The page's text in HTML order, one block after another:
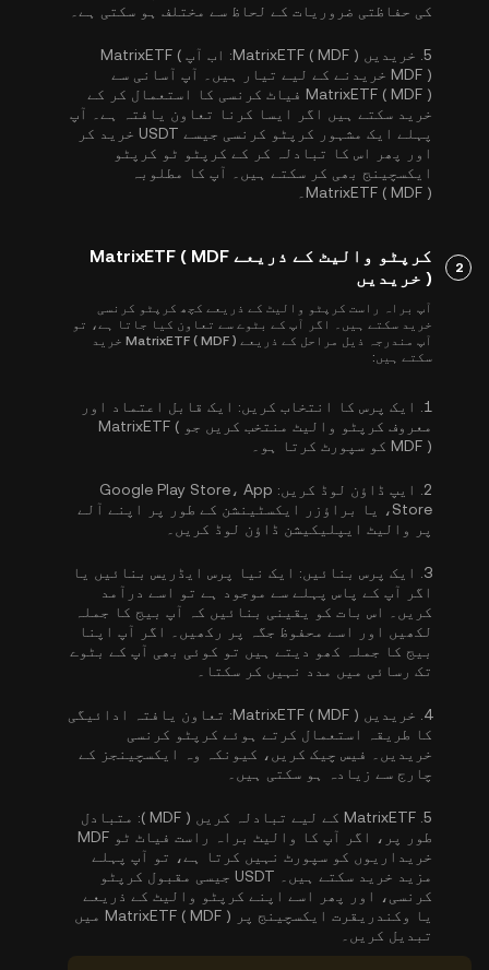
کی حفاظتی ضروریات کے لحاظ سے مختلف ہو سکتی ہے۔
5. خریدیں MatrixETF ( MDF ):
اب آپ MatrixETF (
MDF ) خریدنے کے لیے تیار ہیں۔ آپ آسانی سے
MatrixETF ( MDF ) فیاٹ کرنسی کا استعمال کر کے
خرید سکتے ہیں اگر ایسا کرنا تعاون یافتہ ہے۔ آپ
پہلے ایک مشہور کرپٹو کرنسی جیسے USDT خرید کر
اور پھر اس کا تبادلہ کر کے کرپٹو ٹو کرپٹو
ایکسچینج بھی کر سکتے ہیں۔ آپ کا مطلوبہ
MatrixETF ( MDF )۔
2
کرپٹو والیٹ کے ذریعے MatrixETF ( MDF
) خریدیں
آپ براہ راست کرپٹو والیٹ کے ذریعے کچھ کرپٹو کرنسی
خرید سکتے ہیں۔ اگر آپ کے بٹوے سے تعاون کیا جاتا ہے، تو
آپ مندرجہ ذیل مراحل کے ذریعے MatrixETF ( MDF ) خرید
سکتے ہیں:
1. ایک پرس کا انتخاب کریں: ایک قابل اعتماد اور
معروف کرپٹو والیٹ منتخب کریں جو MatrixETF (
MDF ) کو سپورٹ کرتا ہو۔
2. ایپ ڈاؤن لوڈ کریں: Google Play Store، App
Store، یا براؤزر ایکسٹینشن کے طور پر اپنے آلے
پر والیٹ ایپلیکیشن ڈاؤن لوڈ کریں۔
3. ایک پرس بنائیں: ایک نیا پرس ایڈریس بنائیں یا
اگر آپ کے پاس پہلے سے موجود ہے تو اسے درآمد
کریں۔ اس بات کو یقینی بنائیں کہ آپ بیج کا جملہ
لکھیں اور اسے محفوظ جگہ پر رکھیں۔ اگر آپ اپنا
بیج کا جملہ کھو دیتے ہیں تو کوئی بھی آپ کے بٹوے
تک رسائی میں مدد نہیں کر سکتا۔
4. خریدیں MatrixETF ( MDF ):
تعاون یافتہ ادائیگی
کا طریقہ استعمال کرتے ہوئے کرپٹو کرنسی
خریدیں۔ فیس چیک کریں، کیونکہ وہ ایکسچینجز کے
چارج سے زیادہ ہو سکتی ہیں۔
5. MatrixETF کے لیے تبادلہ کریں ( MDF ):
متبادل
طور پر، اگر آپ کا والیٹ براہ راست فیاٹ ٹو MDF
خریداریوں کو سپورٹ نہیں کرتا ہے، تو آپ پہلے
مزید خرید سکتے ہیں۔ USDT جیسی مقبول کرپٹو
کرنسی، اور پھر اسے اپنے کرپٹو والیٹ کے ذریعے
یا وکندریقرت ایکسچینج پر MatrixETF ( MDF ) میں
تبدیل کریں۔